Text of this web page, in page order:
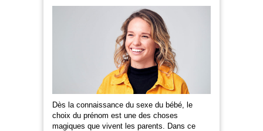
Dès la connaissance du sexe du bébé, le
choix du prénom est une des choses
magiques que vivent les parents. Dans ce